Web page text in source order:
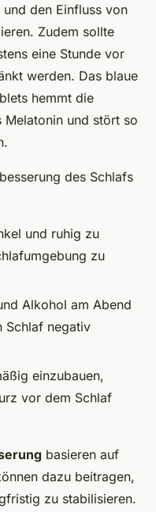
den Einfluss von
Zudem sollte
eine Stunde vor
werden. Das blaue
hemmt die
und stört so
des Schlafs
und ruhig zu
zu
Alkohol am Abend
Schlaf negativ
einzubauen,
vor dem Schlaf
basieren auf
dazu beitragen,
zu stabilisieren.